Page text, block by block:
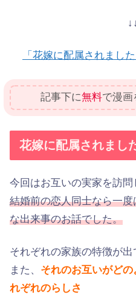
「花嫁に配属されまし
記事下に無料で漫画
花嫁に配属されまし
今回はお互いの実家を訪問
結婚前の恋人同士なら一
な出来事のお話でした。
それぞれの家族の特徴が出
また、 それのお互いがど
れぞれのらしさ